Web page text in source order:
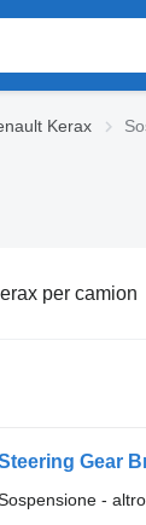
Kerax
per camion
-